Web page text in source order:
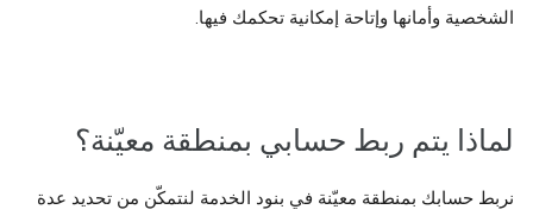
الشخصية وأمانها وإتاحة إمكانية تحكمك فيها.
لماذا يتم ربط حسابي بمنطقة معيّنة؟
نربط حسابك بمنطقة معيّنة في بنود الخدمة لنتمكّن من تحديد عدة